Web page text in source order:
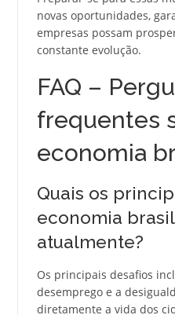
novas oportunidades,
empresas possam
constante evolução.
FAQ –
frequentes
economia
Quais os
economia
atualmente?
Os principais desafios
desemprego e a
diretamente a vida dos